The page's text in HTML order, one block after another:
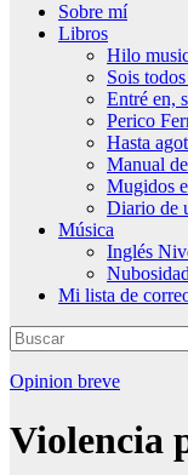
Sobre mí
Libros
Hilo
Sois
Entré en,
Perico
Hasta
Manual
Mugidos
Diario de
Música
Inglés
Mi lista de
Opinion breve
Violencia